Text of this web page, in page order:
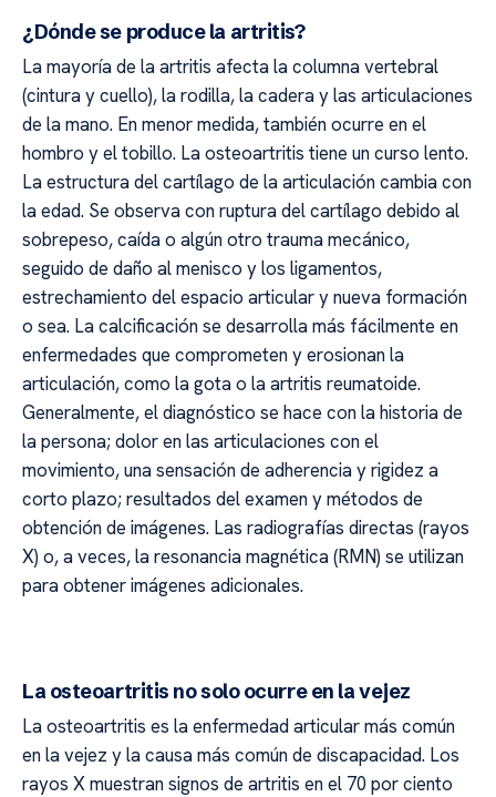
¿Dónde se produce la artritis?
La mayoría de la artritis afecta la columna vertebral
(cintura y cuello), la rodilla, la cadera y las articulaciones
de la mano. En menor medida, también ocurre en el
hombro y el tobillo. La osteoartritis tiene un curso lento.
La estructura del cartílago de la articulación cambia con
la edad. Se observa con ruptura del cartílago debido al
sobrepeso, caída o algún otro trauma mecánico,
seguido de daño al menisco y los ligamentos,
estrechamiento del espacio articular y nueva formación
o sea. La calcificación se desarrolla más fácilmente en
enfermedades que comprometen y erosionan la
articulación, como la gota o la artritis reumatoide.
Generalmente, el diagnóstico se hace con la historia de
la persona; dolor en las articulaciones con el
movimiento, una sensación de adherencia y rigidez a
corto plazo; resultados del examen y métodos de
obtención de imágenes. Las radiografías directas (rayos
X) o, a veces, la resonancia magnética (RMN) se utilizan
para obtener imágenes adicionales.
La osteoartritis no solo ocurre en la vejez
La osteoartritis es la enfermedad articular más común
en la vejez y la causa más común de discapacidad. Los
rayos X muestran signos de artritis en el 70 por ciento